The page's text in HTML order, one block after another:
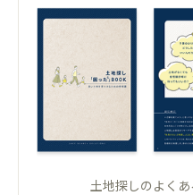
土地探しのよくあ